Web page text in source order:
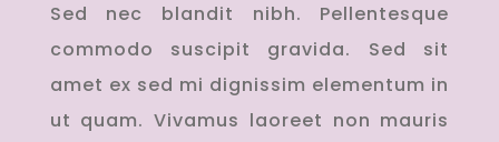
Sed nec blandit nibh. Pellentesque
commodo suscipit gravida. Sed sit
amet ex sed mi dignissim elementum in
ut quam. Vivamus laoreet non mauris